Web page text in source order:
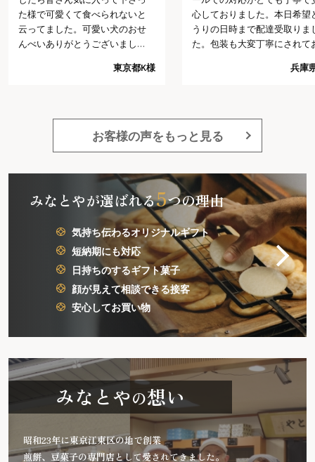
た様で可愛くて食べられないと
云ってました。可愛い犬のおせ
んべいありがとうございまし
東京都K様
心しておりました。本日希望ど
うりの日時まで配達受取りまし
た。包装も大変丁寧にされてお
では、これ以上は望めないだろ
兵庫県I様
お客様の声をもっと見る
みなとやが選ばれる5つの理由
気持ち伝わるオリジナルギフト
短納期にも対応
日持ちのするギフト菓子
顔が見えて相談できる接客
安心してお買い物
みなとやの想い
昭和23年に東京江東区の地で創業
煎餅、豆菓子の専門店として愛されてきました。